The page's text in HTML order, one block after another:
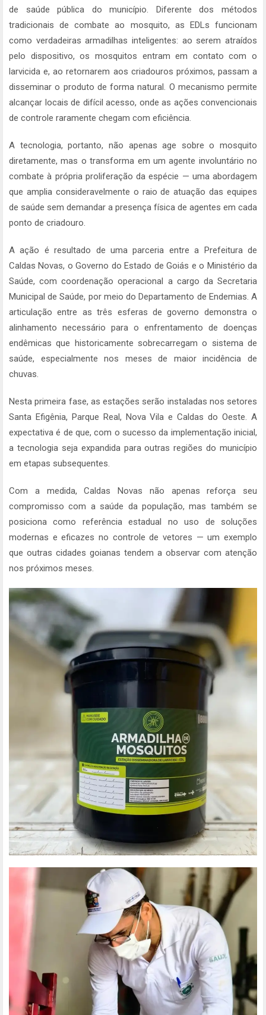
de saúde pública do município. Diferente dos métodos
tradicionais de combate ao mosquito, as EDLs funcionam
como verdadeiras armadilhas inteligentes: ao serem atraídos
pelo dispositivo, os mosquitos entram em contato com o
larvicida e, ao retornarem aos criadouros próximos, passam a
disseminar o produto de forma natural. O mecanismo permite
alcançar locais de difícil acesso, onde as ações convencionais
de controle raramente chegam com eficiência.
A tecnologia, portanto, não apenas age sobre o mosquito
diretamente, mas o transforma em um agente involuntário no
combate à própria proliferação da espécie — uma abordagem
que amplia consideravelmente o raio de atuação das equipes
de saúde sem demandar a presença física de agentes em cada
ponto de criadouro.
A ação é resultado de uma parceria entre a Prefeitura de
Caldas Novas, o Governo do Estado de Goiás e o Ministério da
Saúde, com coordenação operacional a cargo da Secretaria
Municipal de Saúde, por meio do Departamento de Endemias. A
articulação entre as três esferas de governo demonstra o
alinhamento necessário para o enfrentamento de doenças
endêmicas que historicamente sobrecarregam o sistema de
saúde, especialmente nos meses de maior incidência de
chuvas.
Nesta primeira fase, as estações serão instaladas nos setores
Santa Efigênia, Parque Real, Nova Vila e Caldas do Oeste. A
expectativa é de que, com o sucesso da implementação inicial,
a tecnologia seja expandida para outras regiões do município
em etapas subsequentes.
Com a medida, Caldas Novas não apenas reforça seu
compromisso com a saúde da população, mas também se
posiciona como referência estadual no uso de soluções
modernas e eficazes no controle de vetores — um exemplo
que outras cidades goianas tendem a observar com atenção
nos próximos meses.